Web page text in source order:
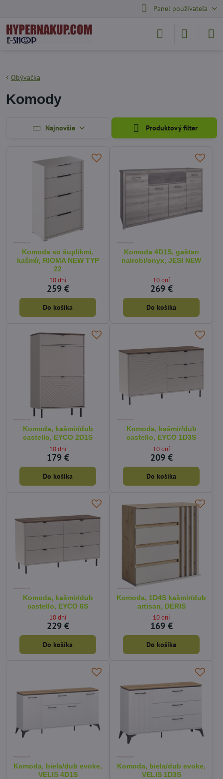
Panel používateľa
Obývačka
Komody
Najnovšie Produktový filter
Komoda so šuplíkmi,
kašmír, RIOMA NEW TYP
22
10 dní
259 €
Do košíka
Komoda 4D1S, gaštan
nairobi/onyx, JESI NEW
10 dní
269 €
Do košíka
Komoda, kašmír/dub
castello, EYCO 2D1S
10 dní
179 €
Do košíka
Komoda, kašmír/dub
castello, EYCO 1D3S
10 dní
209 €
Do košíka
Komoda, kašmír/dub
castello, EYCO 6S
10 dní
229 €
Do košíka
Komoda, 1D4S kašmír/dub
artisan, DERIS
10 dní
169 €
Do košíka
Komoda, biela/dub evoke,
VELIS 4D1S
Komoda, biela/dub evoke,
VELIS 1D3S